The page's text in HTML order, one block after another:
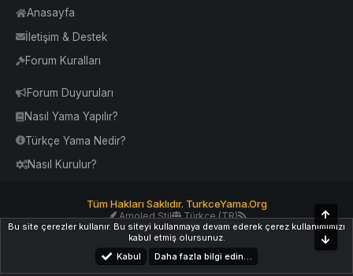
Anasayfa
İletişim & Destek
Forum Kuralları
Forum Duyuruları
Nasıl Yama Yapılır?
Türkçe Yama Nedir?
Nasıl Kurulur?
Tüm Hakları Saklıdır. TurkceYama.Org
Amoled Stil
Türkçe (TR)
YardımİletişimKurallar Yukarı Dön
Bu site çerezler kullanır. Bu siteyi kullanmaya devam ederek çerez kullanımımızı
kabul etmiş olursunuz.
Kabul
Daha fazla bilgi edin…